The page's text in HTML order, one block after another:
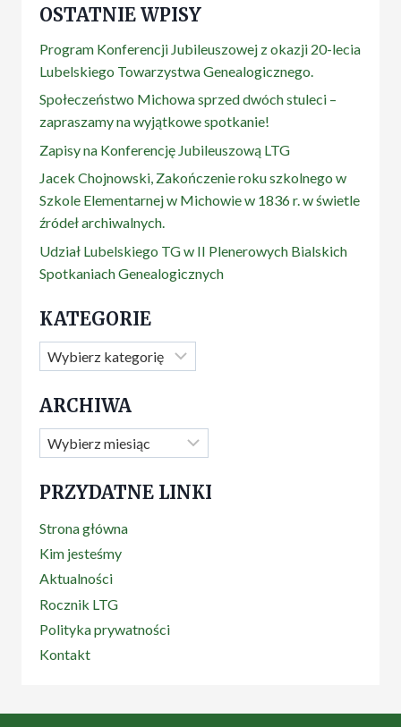
OSTATNIE WPISY
Program Konferencji Jubileuszowej z okazji 20-lecia
Lubelskiego Towarzystwa Genealogicznego.
Społeczeństwo Michowa sprzed dwóch stuleci –
zapraszamy na wyjątkowe spotkanie!
Zapisy na Konferencję Jubileuszową LTG
Jacek Chojnowski, Zakończenie roku szkolnego w
Szkole Elementarnej w Michowie w 1836 r. w świetle
źródeł archiwalnych.
Udział Lubelskiego TG w II Plenerowych Bialskich
Spotkaniach Genealogicznych
KATEGORIE
Kategorie
ARCHIWA
Archiwa
PRZYDATNE LINKI
Strona główna
Kim jesteśmy
Aktualności
Rocznik LTG
Polityka prywatności
Kontakt